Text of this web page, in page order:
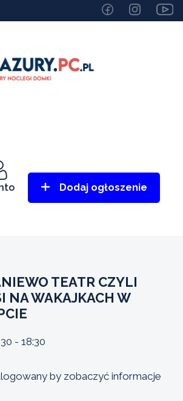
Dodaj ogłoszenie
TEATR CZYLI
NA WAKAJKACH W
- 18:30
by zobaczyć informacje